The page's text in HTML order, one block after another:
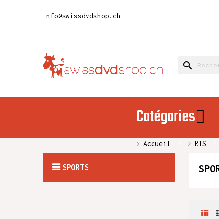
info@swissdvdshop.ch
search
Catégories
Accueil RTS
SPORTS